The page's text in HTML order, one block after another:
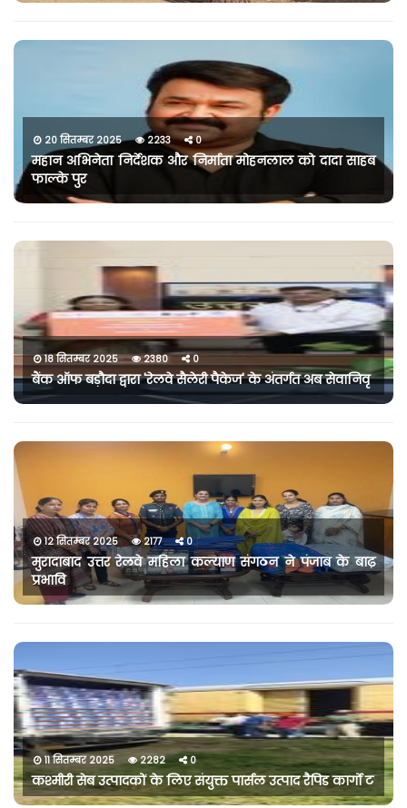
20 सितम्बर 2025 2233 0
महान अभिनेता निर्देशक और निर्माता मोहनलाल को दादा साहब
फाल्के पुर
18 सितम्बर 2025 2380 0
बैंक ऑफ बड़ौदा द्वारा 'रेलवे सैलेरी पैकेज' के अंतर्गत अब सेवानिवृ
12 सितम्बर 2025 2177 0
मुरादाबाद उत्तर रेलवे महिला कल्याण संगठन ने पंजाब के बाढ़
प्रभावि
11 सितम्बर 2025 2282 0
कश्मीरी सेब उत्पादकों के लिए संयुक्त पार्सल उत्पाद रैपिड कार्गो ट